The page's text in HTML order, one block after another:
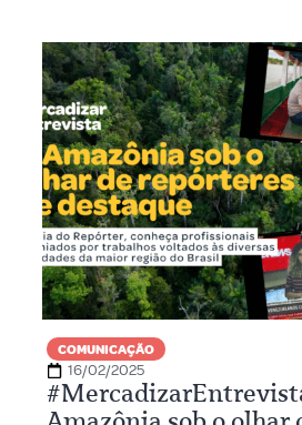
COMUNICAÇÃO
16/02/2025